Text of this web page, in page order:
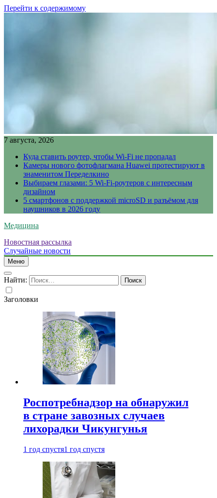
Перейти к содержимому
7 августа, 2026
Куда ставить роутер, чтобы Wi-Fi не пропадал
Камеры нового фотофлагмана Huawei протестируют в
знаменитом Переделкино
Выбираем глазами: 5 Wi-Fi-роутеров с интересным
дизайном
5 смартфонов с поддержкой microSD и разъёмом для
наушников в 2026 году
Медицина
Новостная рассылка
Случайные новости
Меню
Найти:
Заголовки
Роспотребнадзор на обнаружил
в стране завозных случаев
лихорадки Чикунгунья
1 год спустя1 год спустя